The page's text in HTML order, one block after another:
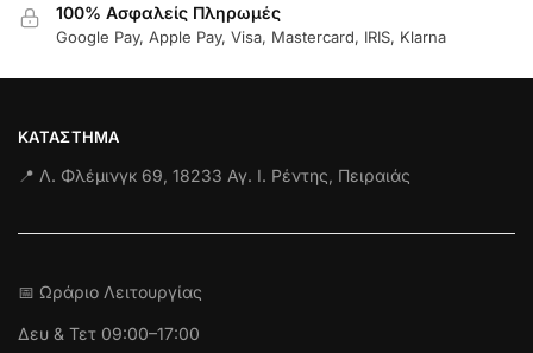
100% Ασφαλείς Πληρωμές
Google Pay, Apple Pay, Visa, Mastercard, IRIS, Klarna
ΚΑΤΆΣΤΗΜΑ
📍 Λ. Φλέμινγκ 69, 18233 Αγ. Ι. Ρέντης, Πειραιάς
📅 Ωράριο Λειτουργίας
Δευ & Τετ 09:00–17:00